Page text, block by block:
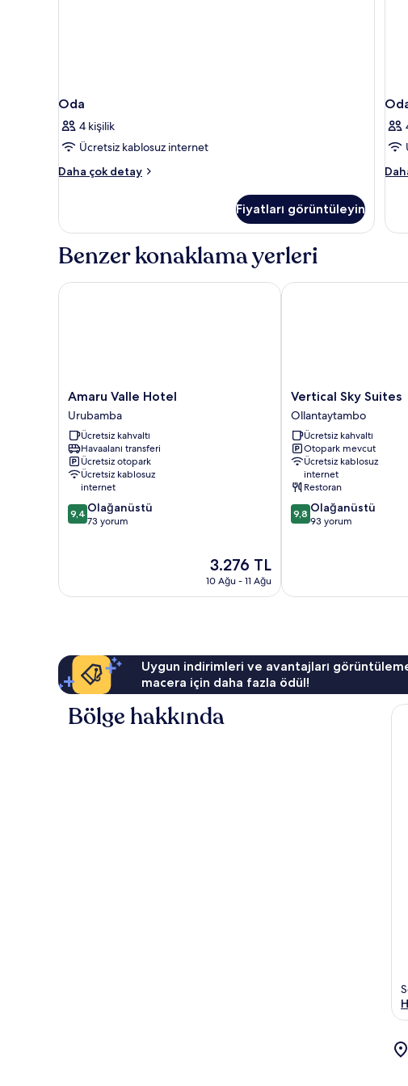
Oda
4 kişilik
Ücretsiz kablosuz internet
Daha çok detay
Oda
detay
Fiyatları görüntüleyin
Oda
detay
Benzer konaklama yerleri
Amaru
Valle
Hotel
Urubamba
Amaru Valle Hotel
Urubamba
Ücretsiz kahvaltı
Havaalanı transferi
Ücretsiz otopark
Ücretsiz kablosuz
internet
10
üzerinden
9,4 Olağanüstü
73 yorum
Güncel
fiyat:
3.276 TL
3.276 TL
10 Ağu - 11 Ağu
Amaru Valle Hotel
Vertical
Sky
Suites
Ollantaytambo
Vertical Sky Suites
Ollantaytambo
Ücretsiz kahvaltı
Otopark mevcut
Ücretsiz kablosuz
internet
Restoran
10
üzerinden
9,8 Olağanüstü
93 yorum
Vertical Sky Suites
Uygun indirimleri ve avantajları
macera için daha fazla ödül!
Bölge hakkında